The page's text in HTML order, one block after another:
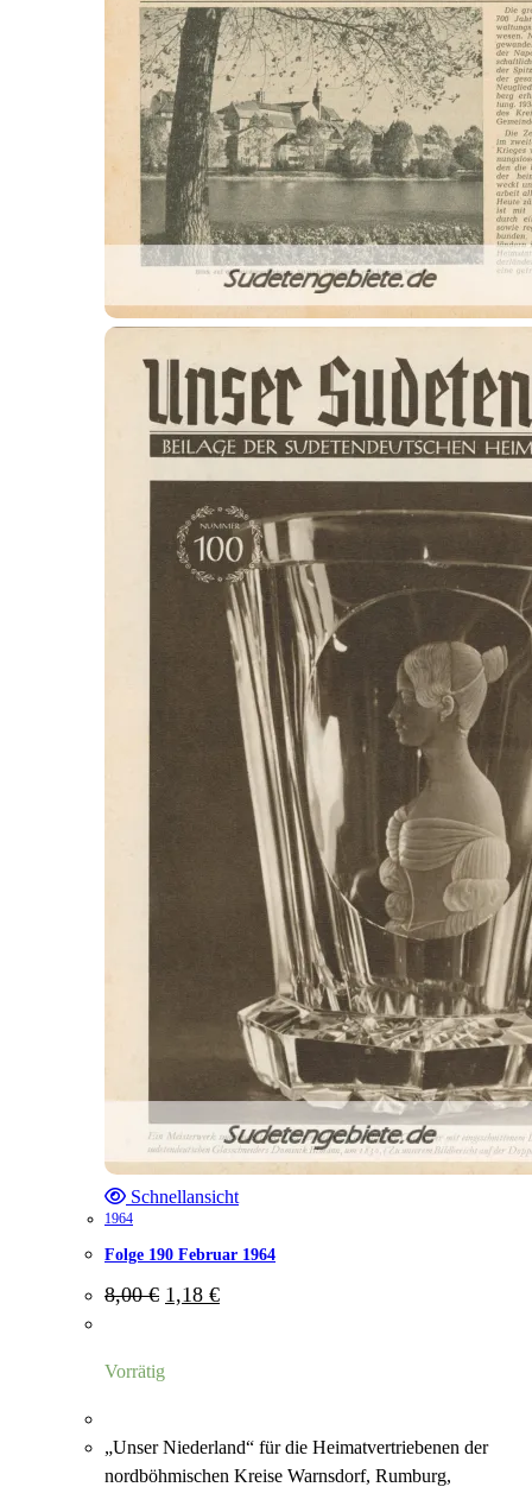
Schnellansicht
1964
Folge 190 Februar 1964
8,00€ Ursprünglicher
Preis
1,18 €Aktueller
Preis
Vorrätig
„Unser Niederland“ für die Heimatvertriebenen der
nordböhmischen Kreise Warnsdorf, Rumburg,